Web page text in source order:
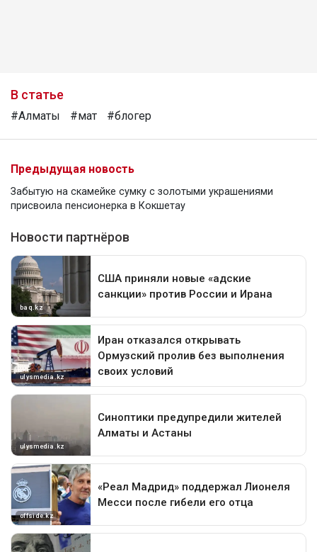
В статье
#Алматы #мат #блогер
Предыдущая новость
Забытую на скамейке сумку с золотыми украшениями
присвоила пенсионерка в Кокшетау